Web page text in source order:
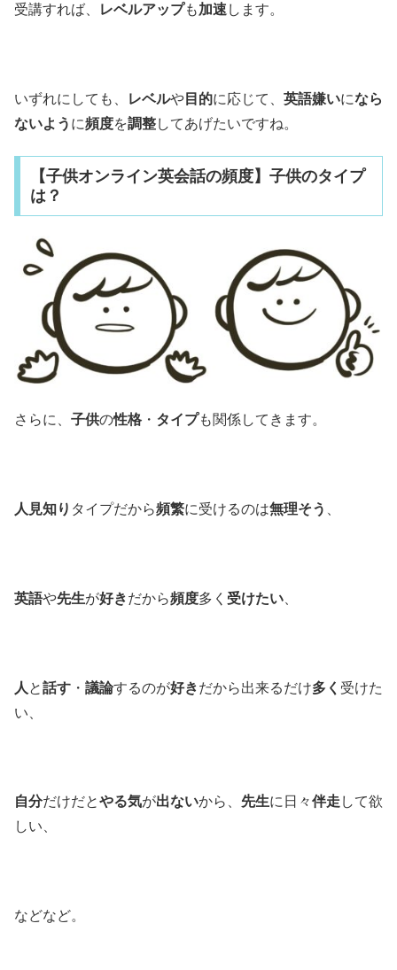
受講すれば、
レベルアップも加速 します。
いずれにしても、 レベルや 目的に応じて、 英語嫌いになら
ないよう に頻度を調整してあげたいですね。
【子供オンライン英会話の頻度】子供のタイプ
は？
さらに、 子供の性格 ・ タイプも関係してきます。
人見知り タイプだから頻繁に受けるのは無理そう
英語や先生が好きだから頻度多く 受けたい
人 と話す ・ 議論するのが好きだから出来るだけ多く 受けた
い、
自分だけだとやる気が出ないから、 先生に日々伴走 して欲
しい、
などなど。